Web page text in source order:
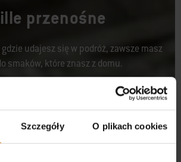
Szczegóły O plikach cookies
przenośne
udajesz się w podróż, zawsze masz
smaków, które znasz z domu.